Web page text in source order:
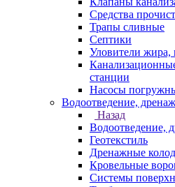
Средства
Трапы сливные
Септики
Уловители жира,
станции
Насосы
Водоотведение, дренаж
Назад
Водоотведение,
Геотекстиль
Дренажные
Кровельные
Системы